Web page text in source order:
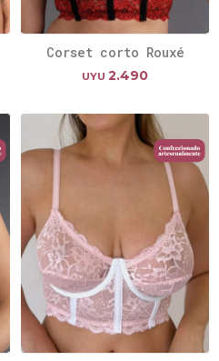
Corset corto Rouxé
UYU 2.490